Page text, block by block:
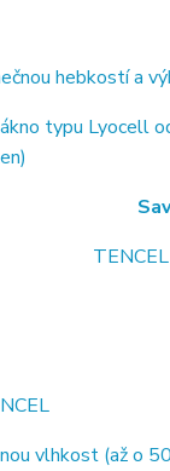
hebkostí a
typu Lyocell
Savost
vlhkost (až o